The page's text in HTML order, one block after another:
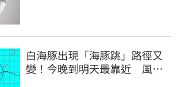
白海豚出現「海豚跳」路徑又
變！今晚到明天最靠近 風雨